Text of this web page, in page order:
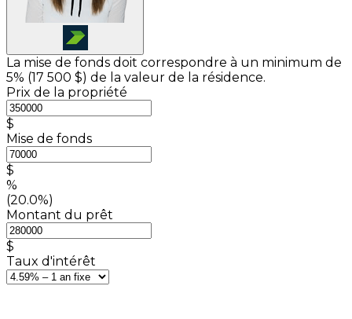
La mise de fonds doit correspondre à un minimum de
5% (17 500 $) de la valeur de la résidence.
Prix de la propriété
$
Mise de fonds
$
%
(20.0%)
Montant du prêt
$
Taux d'intérêt